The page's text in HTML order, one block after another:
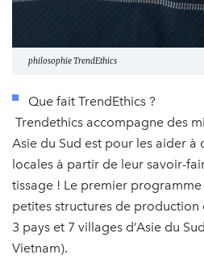
philosophie TrendEthics
Que fait TrendEthics ?
Trendethics accompagne des
Asie du Sud est pour les aider
locales à partir de leur savoir-
tissage ! Le premier
petites structures de production
3 pays et 7 villages d’Asie du
Vietnam).